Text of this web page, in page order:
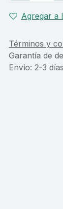
Agregar a
Términos y
Garantía de
Envío: 2-3